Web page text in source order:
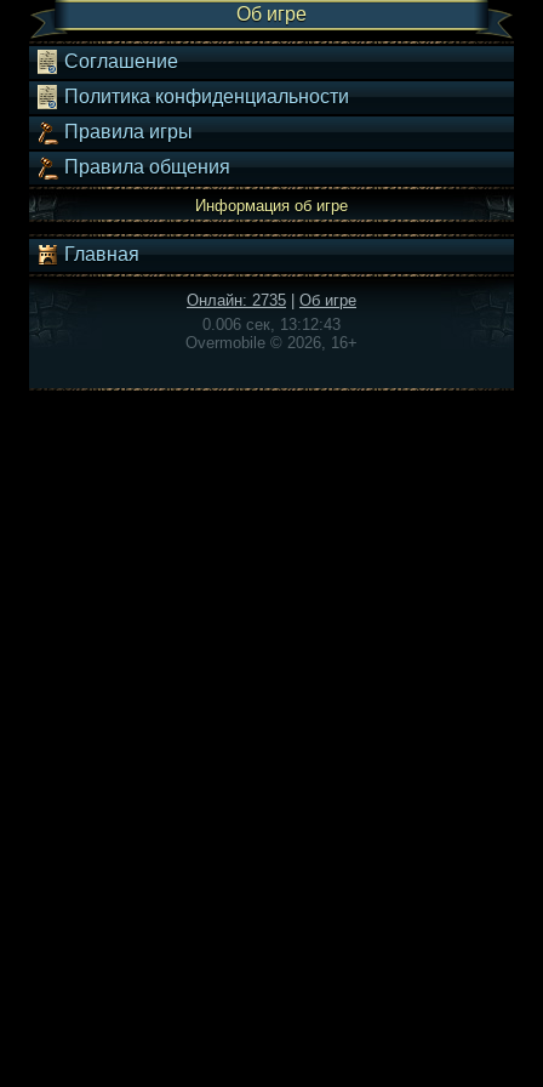
Об игре
Соглашение
Политика конфиденциальности
Правила игры
Правила общения
Информация об игре
Главная
Онлайн: 2735
Об игре
0.006 сек, 13:12:43
Overmobile © 2026, 16+